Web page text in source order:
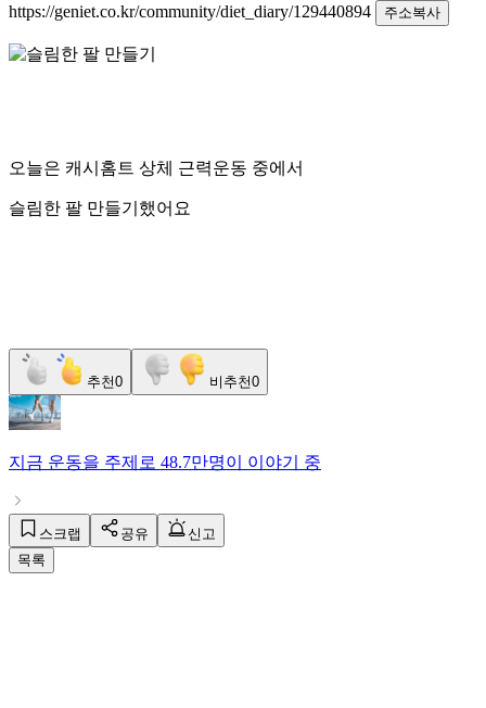
https://geniet.co.kr/community/diet_diary/129440894
주소복사
오늘은 캐시홈트 상체 근력운동 중에서
슬림한 팔 만들기했어요
추천0 비추천0
지금 운동을 주제로 48.7만명이 이야기 중
스크랩 공유
신고
목록